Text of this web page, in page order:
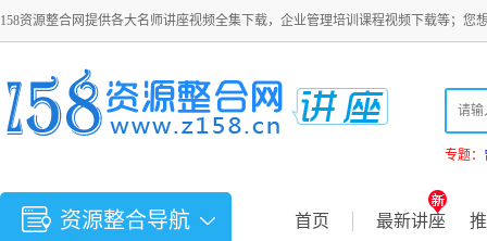
158资源整合网提供各大名师讲座视频全集下载，企业管理培训课程视频下载等；您
专题：
资源整合导航 首页 最新讲座